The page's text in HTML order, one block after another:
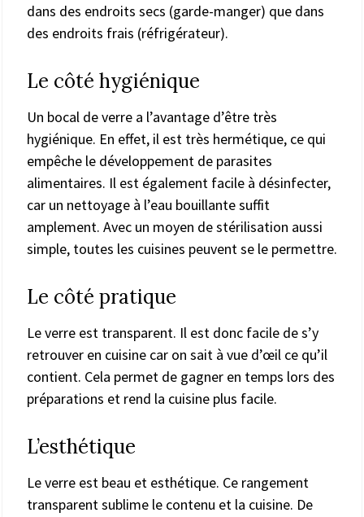
dans des endroits secs (garde-manger) que dans
des endroits frais (réfrigérateur).
Le côté hygiénique
Un bocal de verre a l’avantage d’être très
hygiénique. En effet, il est très hermétique, ce qui
empêche le développement de parasites
alimentaires. Il est également facile à désinfecter,
car un nettoyage à l’eau bouillante suffit
amplement. Avec un moyen de stérilisation aussi
simple, toutes les cuisines peuvent se le permettre.
Le côté pratique
Le verre est transparent. Il est donc facile de s’y
retrouver en cuisine car on sait à vue d’œil ce qu’il
contient. Cela permet de gagner en temps lors des
préparations et rend la cuisine plus facile.
L’esthétique
Le verre est beau et esthétique. Ce rangement
transparent sublime le contenu et la cuisine. De